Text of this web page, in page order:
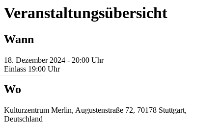
Veranstaltungsübersicht
Wann
18. Dezember 2024 - 20:00 Uhr
Einlass 19:00 Uhr
Wo
Kulturzentrum Merlin, Augustenstraße 72, 70178 Stuttgart,
Deutschland